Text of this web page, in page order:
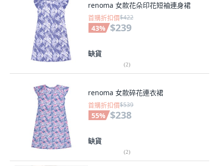
renoma 女款花朵印花短袖連身裙
首購折扣價$422
43% $239
缺貨
(2)
renoma 女款碎花連衣裙
首購折扣價$539
55% $238
缺貨
(2)